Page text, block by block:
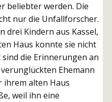
beliebter werden. Die
nur die Unfallforscher.
drei Kindern aus Kassel,
Haus konnte sie nicht
die Erinnerungen an
Ehemann
ihrem alten Haus
weil ihn eine